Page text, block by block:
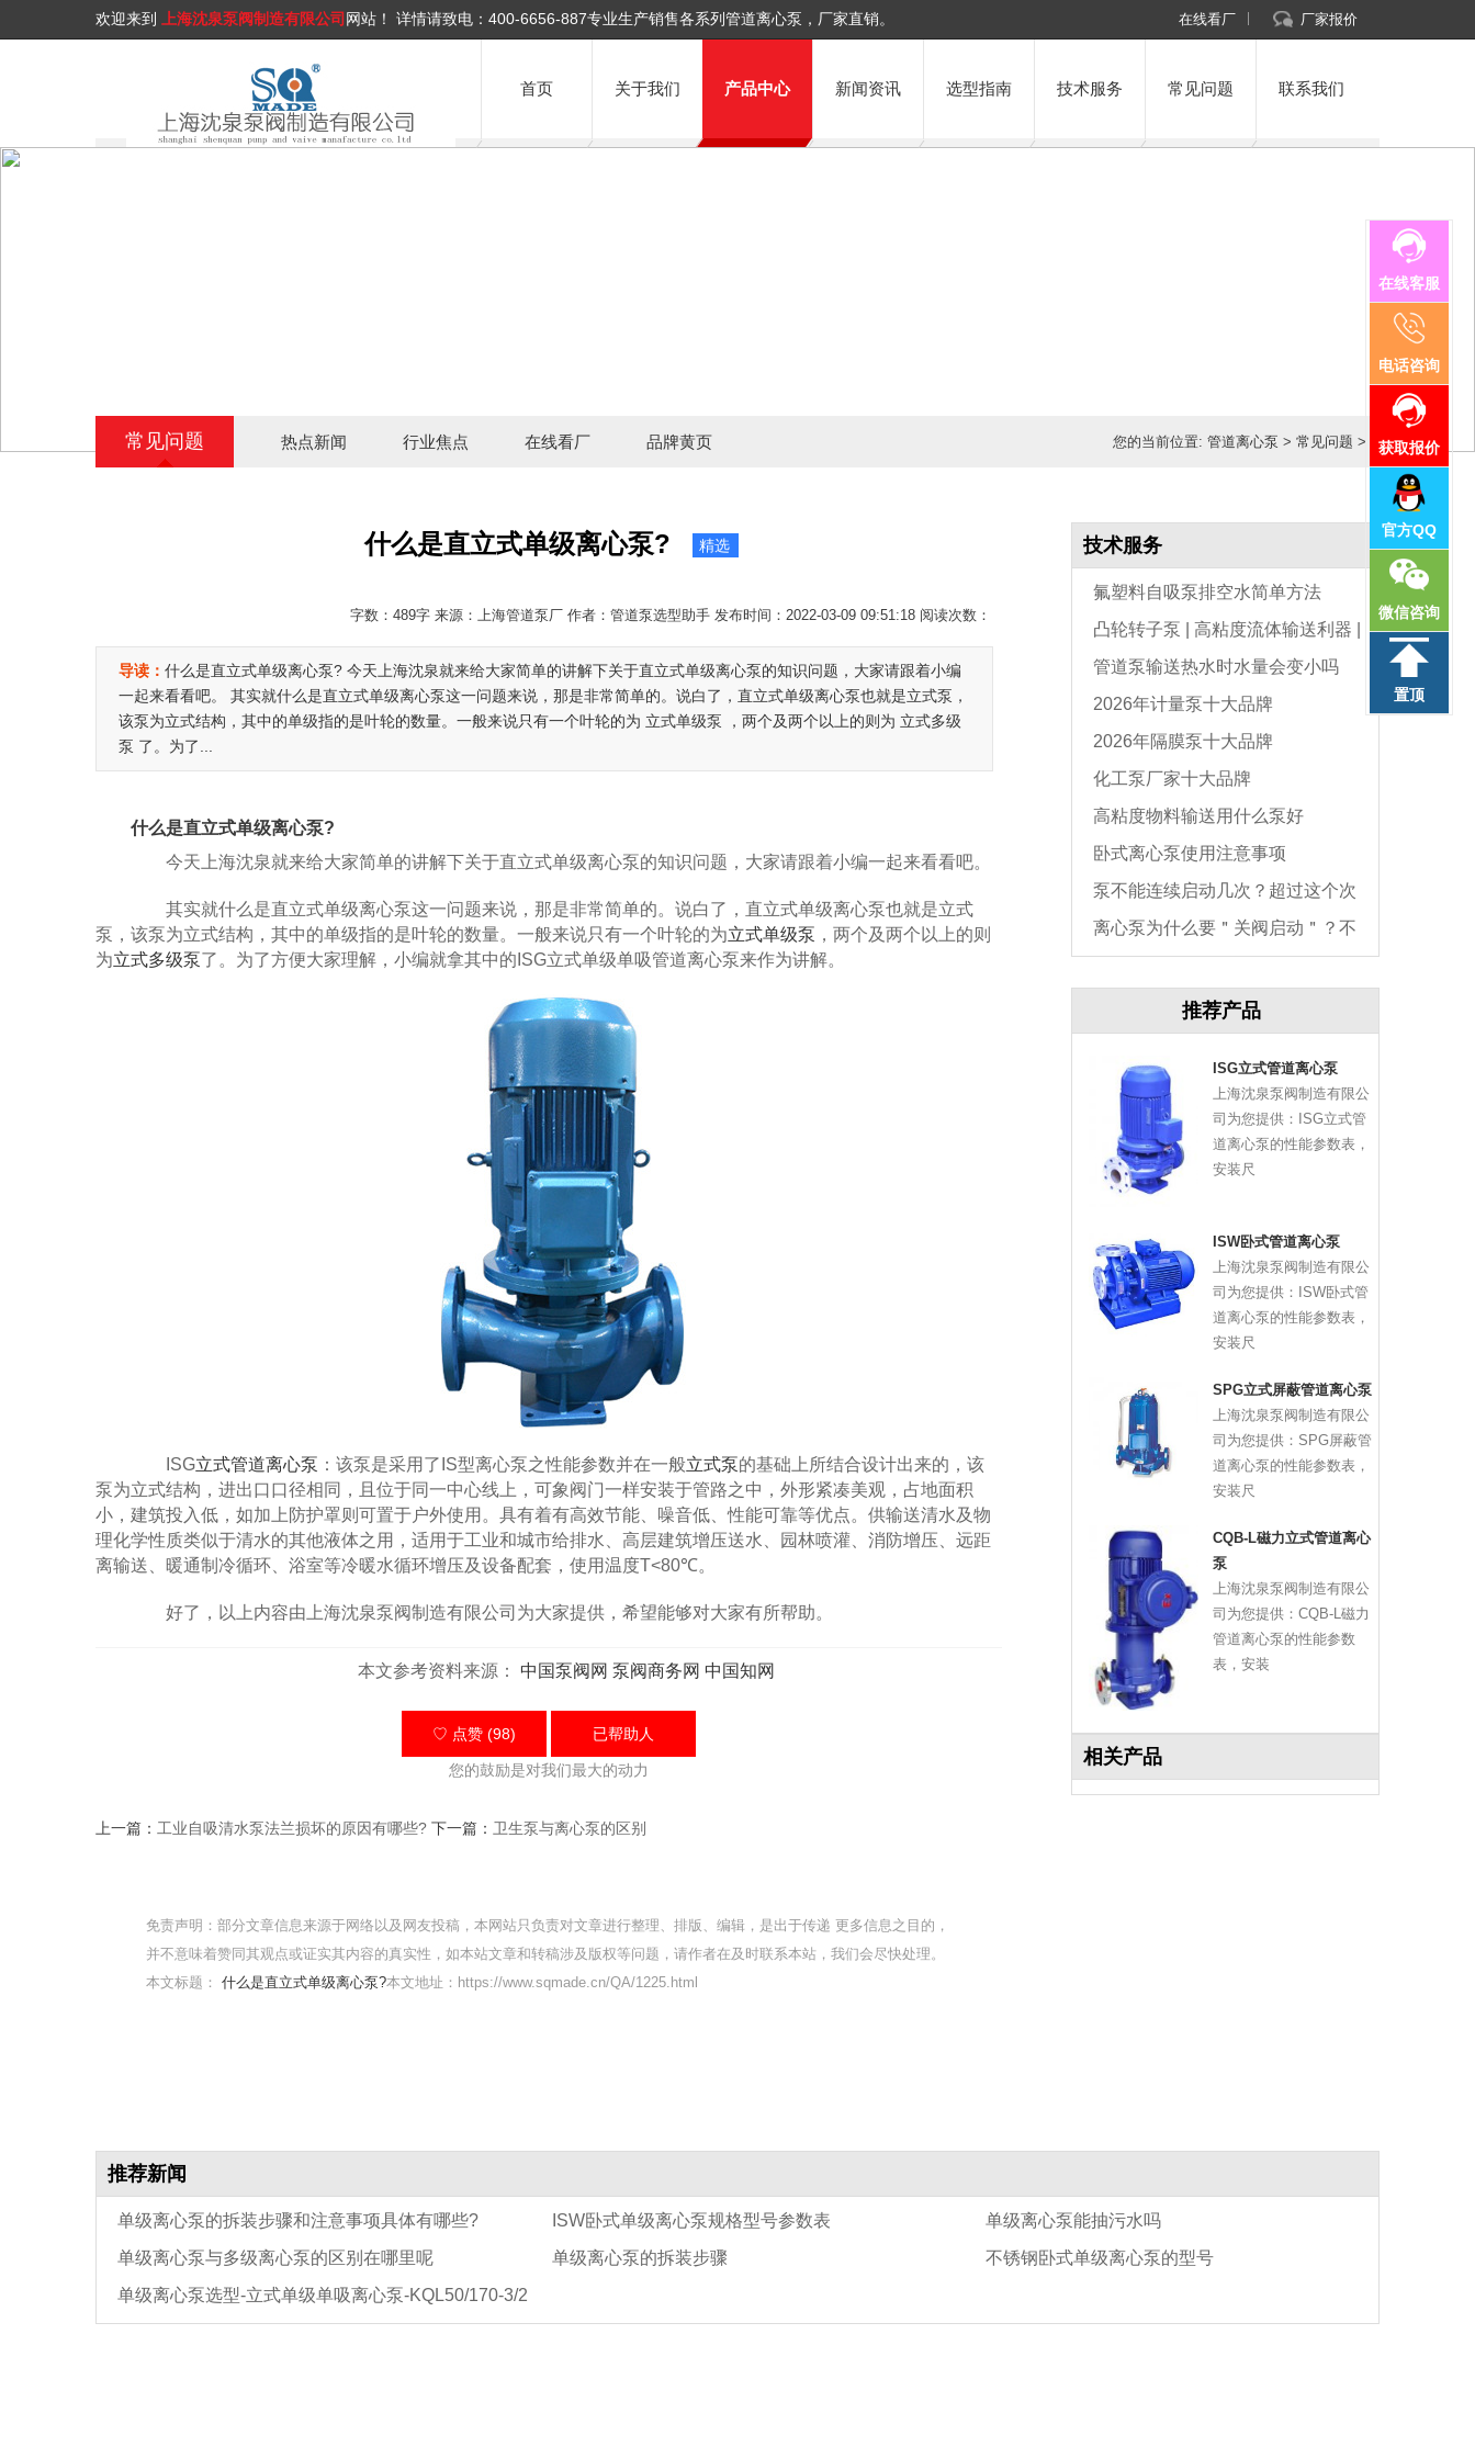
欢迎来到 上海沈泉泵阀制造有限公司 网站！ 详情请致电： 400-6656-887专业生产销售各系列管道离心泵，厂家直销。 在线看厂 厂家报价
首页 关于我们 产品中心 新闻资讯 选型指南 技术服务 常见问题 联系我们
在线客服
电话咨询
获取报价
官方QQ
微信咨询
置顶
常见问题 热点新闻 行业焦点 在线看厂 品牌黄页 您的当前位置:管道离心泵 >常见问题 >
什么是直立式单级离心泵? 精选
字数：489字 来源：上海管道泵厂 作者：管道泵选型助手 发布时间：2022-03-09 09:51:18 阅读次数：
导读： 什么是直立式单级离心泵? 今天上海沈泉就来给大家简单的讲解下关于直立式单级离心泵的知识问题，大家请跟着小编
一起来看看吧。 其实就什么是直立式单级离心泵这一问题来说，那是非常简单的。说白了，直立式单级离心泵也就是立式泵，
该泵为立式结构，其中的单级指的是叶轮的数量。一般来说只有一个叶轮的为 立式单级泵 ，两个及两个以上的则为 立式多级
泵 了。为了...
什么是直立式单级离心泵?
今天上海沈泉就来给大家简单的讲解下关于直立式单级离心泵的知识问题，大家请跟着小编一起来看看吧。
其实就什么是直立式单级离心泵这一问题来说，那是非常简单的。说白了，直立式单级离心泵也就是立式
泵，该泵为立式结构，其中的单级指的是叶轮的数量。一般来说只有一个叶轮的为立式单级泵 ，两个及两个以上的则
为立式多级泵了。为了方便大家理解，小编就拿其中的ISG立式单级单吸管道离心泵来作为讲解。
ISG立式管道离心泵 ：该泵是采用了IS型离心泵之性能参数并在一般立式泵的基础上所结合设计出来的，该
泵为立式结构，进出口口径相同，且位于同一中心线上，可象阀门一样安装于管路之中，外形紧凑美观，占地面积
小，建筑投入低，如加上防护罩则可置于户外使用。具有着有高效节能、噪音低、性能可靠等优点。供输送清水及物
理化学性质类似于清水的其他液体之用，适用于工业和城市给排水、高层建筑增压送水、园林喷灌、消防增压、远距
离输送、暖通制冷循环、浴室等冷暖水循环增压及设备配套，使用温度T<80℃。
好了，以上内容由上海沈泉泵阀制造有限公司为大家提供，希望能够对大家有所帮助。
本文参考资料来源： 中国泵阀网 泵阀商务网 中国知网
♡ 点赞 (98) 已帮助人
您的鼓励是对我们最大的动力
上一篇： 工业自吸清水泵法兰损坏的原因有哪些? 下一篇： 卫生泵与离心泵的区别
免责声明：部分文章信息来源于网络以及网友投稿，本网站只负责对文章进行整理、排版、编辑，是出于传递 更多信息之目的，
并不意味着赞同其观点或证实其内容的真实性，如本站文章和转稿涉及版权等问题，请作者在及时联系本站，我们会尽快处理。
本文标题： 什么是直立式单级离心泵?本文地址：https://www.sqmade.cn/QA/1225.html
技术服务
氟塑料自吸泵排空水简单方法
凸轮转子泵 | 高粘度流体输送利器 |
选型与维护全指南
管道泵输送热水时水量会变小吗
2026年计量泵十大品牌
2026年隔膜泵十大品牌
化工泵厂家十大品牌
高粘度物料输送用什么泵好
卧式离心泵使用注意事项
泵不能连续启动几次？超过这个次
数，电机必坏
离心泵为什么要＂关阀启动＂？不
推荐产品
ISG立式管道离心泵
上海沈泉泵阀制造有限公
司为您提供：ISG立式管
道离心泵的性能参数表，
安装尺
ISW卧式管道离心泵
上海沈泉泵阀制造有限公
司为您提供：ISW卧式管
道离心泵的性能参数表，
安装尺
SPG立式屏蔽管道离心泵
上海沈泉泵阀制造有限公
司为您提供：SPG屏蔽管
道离心泵的性能参数表，
安装尺
CQB-L磁力立式管道离心
泵
上海沈泉泵阀制造有限公
司为您提供：CQB-L磁力
管道离心泵的性能参数
表，安装
相关产品
推荐新闻
单级离心泵的拆装步骤和注意事项具体有哪些? ISW卧式单级离心泵规格型号参数表
单级离心泵能抽污水吗
单级离心泵与多级离心泵的区别在哪里呢
单级离心泵的拆装步骤
不锈钢卧式单级离心泵的型号
单级离心泵选型-立式单级单吸离心泵-KQL50/170-3/2